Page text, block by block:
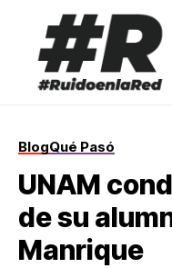
BlogQué Pasó
UNAM
de su
Manrique